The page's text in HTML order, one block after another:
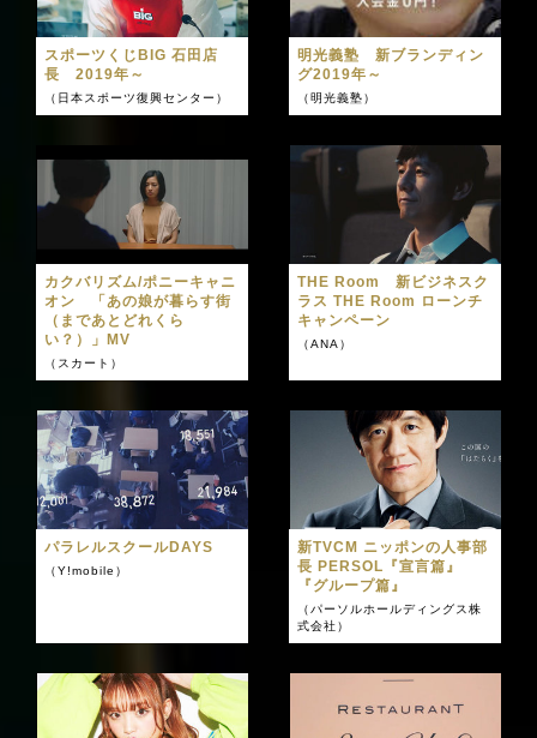
スポーツくじBIG 石田店
長 2019年～
（日本スポーツ復興センター）
明光義塾 新ブランディン
グ2019年～
（明光義塾）
カクバリズム/ポニーキャニ
オン 「あの娘が暮らす街
（まであとどれくら
い？）」MV
（スカート）
THE Room 新ビジネスク
ラス THE Room ローンチ
キャンペーン
（ANA）
パラレルスクールDAYS
（Y!mobile）
新TVCM ニッポンの人事部
長 PERSOL『宣言篇』
『グループ篇』
（パーソルホールディングス株
式会社）